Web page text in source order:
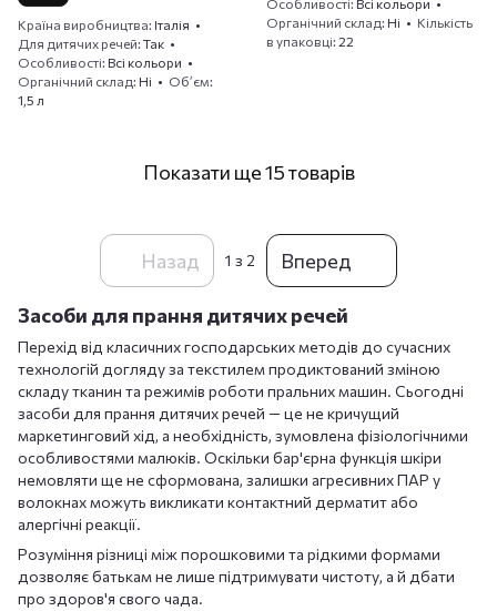
Країна виробництва Італія
Для дитячих речей Так
Особливості Всі кольори
Органічний склад Ні
Обʼєм
1,5 л
Особливості Всі кольори
Органічний склад Ні
Кількість
в упаковці 22
Показати ще 15 товарів
Назад 1 з 2 Вперед
Засоби для прання дитячих речей
Перехід від класичних господарських методів до сучасних
технологій догляду за текстилем продиктований зміною
складу тканин та режимів роботи пральних машин. Сьогодні
засоби для прання дитячих речей — це не кричущий
маркетинговий хід, а необхідність, зумовлена фізіологічними
особливостями малюків. Оскільки бар'єрна функція шкіри
немовляти ще не сформована, залишки агресивних ПАР у
волокнах можуть викликати контактний дерматит або
алергічні реакції.
Розуміння різниці між порошковими та рідкими формами
дозволяє батькам не лише підтримувати чистоту, а й дбати
про здоров'я свого чада.